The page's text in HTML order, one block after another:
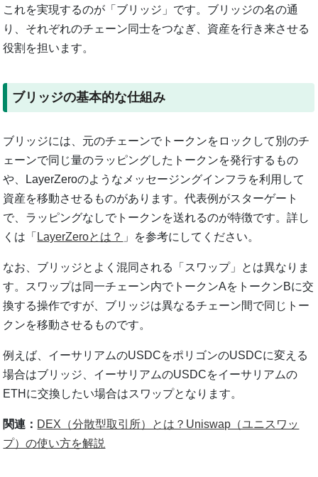
これを実現するのが「ブリッジ」です。ブリッジの名の通
り、それぞれのチェーン同士をつなぎ、資産を行き来させる
役割を担います。
ブリッジの基本的な仕組み
ブリッジには、元のチェーンでトークンをロックして別のチ
ェーンで同じ量のラッピングしたトークンを発行するもの
や、LayerZeroのようなメッセージングインフラを利用して
資産を移動させるものがあります。代表例がスターゲート
で、ラッピングなしでトークンを送れるのが特徴です。詳し
くは「 LayerZeroとは？ 」を参考にしてください。
なお、ブリッジとよく混同される「スワップ」とは異なりま
す。スワップは同一チェーン内でトークンAをトークンBに交
換する操作ですが、ブリッジは異なるチェーン間で同じトー
クンを移動させるものです。
例えば、イーサリアムのUSDCをポリゴンのUSDCに変える
場合はブリッジ、イーサリアムのUSDCをイーサリアムの
ETHに交換したい場合はスワップとなります。
関連： DEX（分散型取引所）とは？Uniswap（ユニスワッ
プ）の使い方を解説